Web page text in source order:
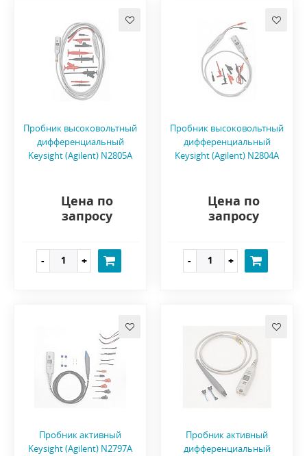
Пробник высоковольтный
дифференциальный
Keysight (Agilent) N2805A
Цена по
запросу
Пробник высоковольтный
дифференциальный
Keysight (Agilent) N2804A
Цена по
запросу
Пробник активный
Keysight (Agilent) N2797A
Пробник активный
дифференциальный